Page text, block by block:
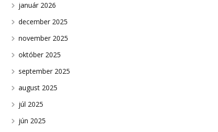
január 2026
december 2025
november 2025
október 2025
september 2025
august 2025
júl 2025
jún 2025